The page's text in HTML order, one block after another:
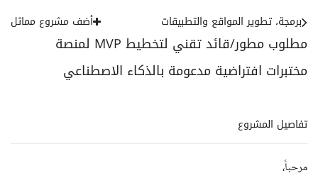
مطلوب مطور/قائد تقني لتخطيط MVP لمنصة
مختبرات افتراضية مدعومة بالذكاء الاصطناعي
برمجة، تطوير المواقع والتطبيقات أضف مشروع مماثل
تفاصيل المشروع
مرحباً،